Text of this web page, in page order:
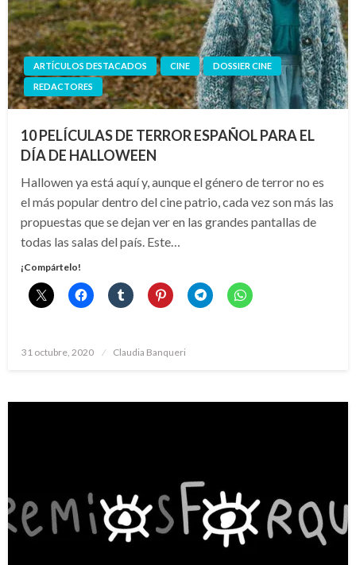
ARTÍCULOS DESTACADOS CINE
DOSSIER CINE
REDACTORES
10 PELÍCULAS DE TERROR ESPAÑOL PARA EL
DÍA DE HALLOWEEN
Hallowen ya está aquí y, aunque el género de terror no es
el más popular dentro del cine patrio, cada vez son más las
propuestas que se dejan ver en las grandes pantallas de
todas las salas del país. Este…
¡Compártelo!
Publicado
31 octubre, 2020 Claudia Banqueri